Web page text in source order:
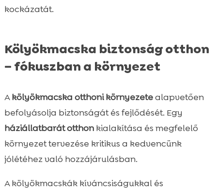
kockázatát.
Kölyökmacska biztonság otthon
– fókuszban a környezet
Akölyökmacska otthoni környezetealapvetően
befolyásolja biztonságát és fejlődését. Egy
háziállatbarát otthonkialakítása és megfelelő
környezet tervezése kritikus a kedvencünk
jólétéhez való hozzájárulásban.
A kölyökmacskák kíváncsiságukkal és